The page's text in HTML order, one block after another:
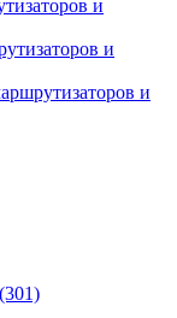
и
и
и
(301)